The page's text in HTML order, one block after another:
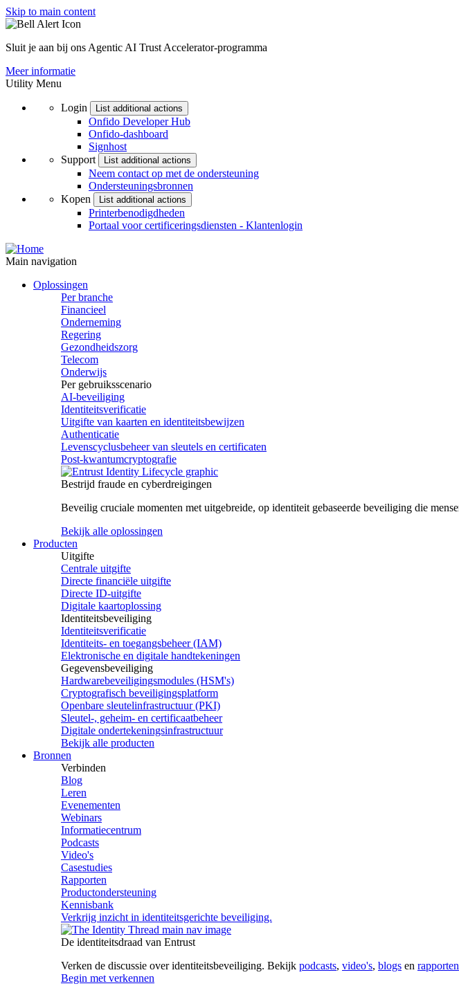
Skip to main content
Sluit je aan bij ons Agentic AI Trust Accelerator-programma
Meer informatie
Utility Menu
Login List additional actions
Onfido Developer Hub
Onfido-dashboard
Signhost
Support
List additional actions
Neem contact op met de ondersteuning
Ondersteuningsbronnen
Kopen
List additional actions
Printerbenodigdheden
Portaal voor certificeringsdiensten - Klantenlogin
Main navigation
Oplossingen
Per branche
Financieel
Onderneming
Regering
Gezondheidszorg
Telecom
Onderwijs
Per gebruiksscenario
AI-beveiliging
Identiteitsverificatie
Uitgifte van kaarten en identiteitsbewijzen
Authenticatie
Levenscyclusbeheer van sleutels en certificaten
Post-kwantumcryptografie
Bestrijd fraude en cyberdreigingen
Beveilig cruciale momenten met uitgebreide, op identiteit gebaseerde beveiliging die
Bekijk alle oplossingen
Producten
Uitgifte
Centrale uitgifte
Directe financiële uitgifte
Directe ID-uitgifte
Digitale kaartoplossing
Identiteitsbeveiliging
Identiteitsverificatie
Identiteits- en toegangsbeheer (IAM)
Elektronische en digitale handtekeningen
Gegevensbeveiliging
Hardwarebeveiligingsmodules (HSM's)
Cryptografisch beveiligingsplatform
Openbare sleutelinfrastructuur (PKI)
Sleutel-, geheim- en certificaatbeheer
Digitale ondertekeningsinfrastructuur
Bekijk alle producten
Bronnen
Verbinden
Blog
Leren
Evenementen
Webinars
Informatiecentrum
Podcasts
Video's
Casestudies
Rapporten
Productondersteuning
Kennisbank
Verkrijg inzicht in identiteitsgerichte beveiliging.
De identiteitsdraad van Entrust
Verken de discussie over identiteitsbeveiliging. Bekijk podcasts, video's, blogs en rapporten
Begin met verkennen